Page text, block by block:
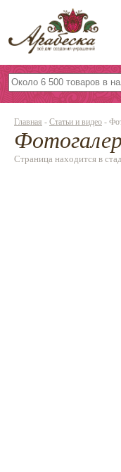
Бусины,
Бисер
Фурнитура
Главная - Статьи и видео -
Страница находится в